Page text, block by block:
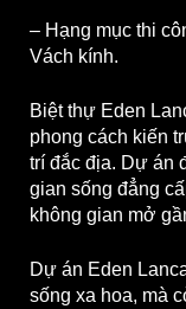
– Hạng mục thi
Vách kính.
Biệt thự Eden
phong cách kiến
trí đắc địa. Dự án
gian sống đẳng
không gian mở
Dự án Eden
sống xa hoa, mà